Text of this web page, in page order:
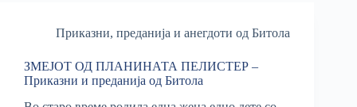
Приказни, преданија и анегдоти од Битола
ЗМЕЈОТ ОД ПЛАНИНАТА ПЕЛИСТЕР –
Приказни и преданија од Битола